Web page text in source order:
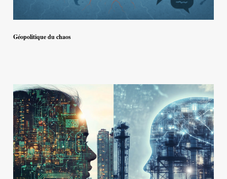
Géopolitique du chaos